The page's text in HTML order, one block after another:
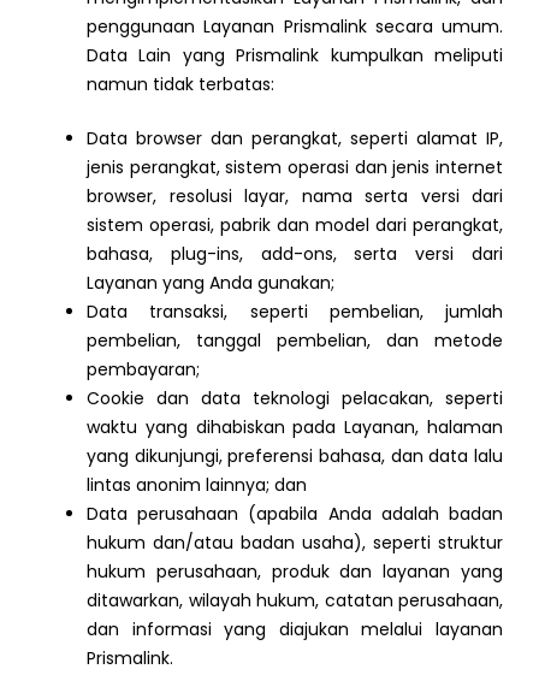
penggunaan Layanan Prismalink secara umum.
Data Lain yang Prismalink kumpulkan meliputi
namun tidak terbatas:
Data browser dan perangkat, seperti alamat IP,
jenis perangkat, sistem operasi dan jenis internet
browser, resolusi layar, nama serta versi dari
sistem operasi, pabrik dan model dari perangkat,
bahasa, plug-ins, add-ons, serta versi dari
Layanan yang Anda gunakan;
Data transaksi, seperti pembelian, jumlah
pembelian, tanggal pembelian, dan metode
pembayaran;
Cookie dan data teknologi pelacakan, seperti
waktu yang dihabiskan pada Layanan, halaman
yang dikunjungi, preferensi bahasa, dan data lalu
lintas anonim lainnya; dan
Data perusahaan (apabila Anda adalah badan
hukum dan/atau badan usaha), seperti struktur
hukum perusahaan, produk dan layanan yang
ditawarkan, wilayah hukum, catatan perusahaan,
dan informasi yang diajukan melalui layanan
Prismalink.